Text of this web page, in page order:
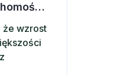
Sytuacja na rynku nieruchomości a wynajem krótkoterminowy
że wzrost